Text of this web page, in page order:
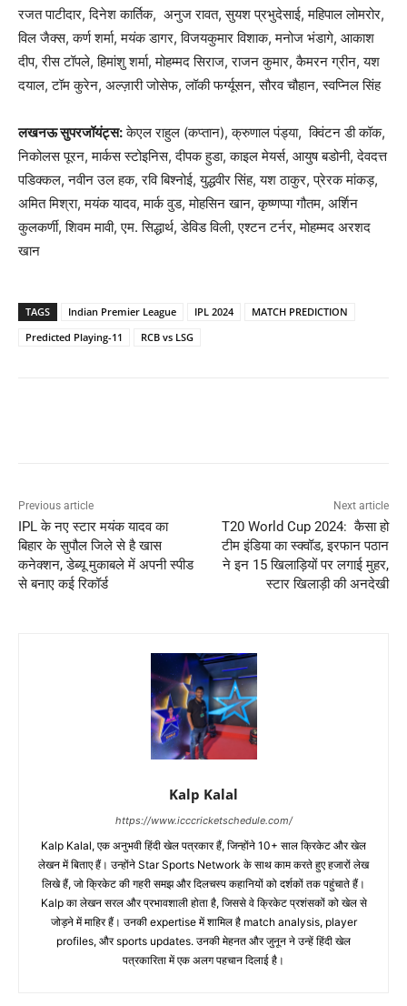
रजत पाटीदार, दिनेश कार्तिक, अनुज रावत, सुयश प्रभुदेसाई, महिपाल लोमरोर,
विल जैक्स, कर्ण शर्मा, मयंक डागर, विजयकुमार विशाक, मनोज भंडागे, आकाश
दीप, रीस टॉपले, हिमांशु शर्मा, मोहम्मद सिराज, राजन कुमार, कैमरन ग्रीन, यश
दयाल, टॉम कुरेन, अल्ज़ारी जोसेफ, लॉकी फर्ग्यूसन, सौरव चौहान, स्वप्निल सिंह
लखनऊ सुपरजॉयंट्स:केएल राहुल (कप्तान), क्रुणाल पंड्या, क्विंटन डी कॉक,
निकोलस पूरन, मार्कस स्टोइनिस, दीपक हुडा, काइल मेयर्स, आयुष बडोनी, देवदत्त
पडिक्कल, नवीन उल हक, रवि बिश्नोई, युद्धवीर सिंह, यश ठाकुर, प्रेरक मांकड़,
अमित मिश्रा, मयंक यादव, मार्क वुड, मोहसिन खान, कृष्णप्पा गौतम, अर्शिन
कुलकर्णी, शिवम मावी, एम. सिद्धार्थ, डेविड विली, एश्टन टर्नर, मोहम्मद अरशद
खान
TAGS Indian Premier League IPL 2024
MATCH PREDICTION
Predicted Playing-11
RCB vs LSG
Previous article
IPL के नए स्टार मयंक यादव का
बिहार के सुपौल जिले से है खास
कनेक्शन, डेब्यू मुकाबले में अपनी स्पीड
से बनाए कई रिकॉर्ड
Next article
T20 World Cup 2024: कैसा हो
टीम इंडिया का स्क्वॉड, इरफान पठान
ने इन 15 खिलाड़ियों पर लगाई मुहर,
स्टार खिलाड़ी की अनदेखी
Kalp Kalal
https://www.icccricketschedule.com/
Kalp Kalal, एक अनुभवी हिंदी खेल पत्रकार हैं, जिन्होंने 10+ साल क्रिकेट और खेल
लेखन में बिताए हैं। उन्होंने Star Sports Network के साथ काम करते हुए हजारों लेख
लिखे हैं, जो क्रिकेट की गहरी समझ और दिलचस्प कहानियों को दर्शकों तक पहुंचाते हैं।
Kalp का लेखन सरल और प्रभावशाली होता है, जिससे वे क्रिकेट प्रशंसकों को खेल से
जोड़ने में माहिर हैं। उनकी expertise में शामिल है match analysis, player
profiles, और sports updates. उनकी मेहनत और जुनून ने उन्हें हिंदी खेल
पत्रकारिता में एक अलग पहचान दिलाई है।